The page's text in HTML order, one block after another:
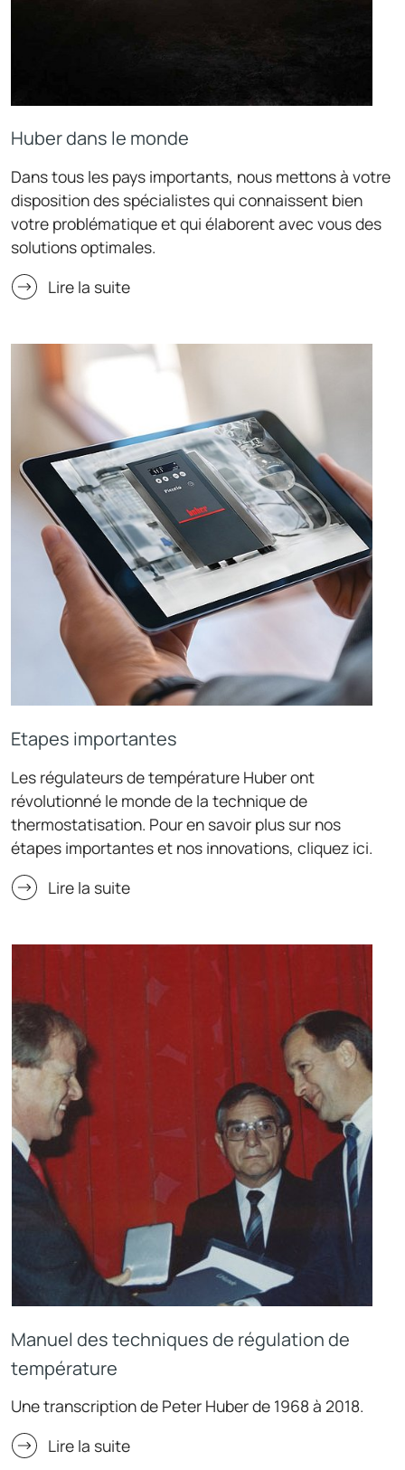
Huber dans le monde
Dans tous les pays importants, nous mettons à votre
disposition des spécialistes qui connaissent bien
votre problématique et qui élaborent avec vous des
solutions optimales.
Lire la suite
Etapes importantes
Les régulateurs de température Huber ont
révolutionné le monde de la technique de
thermostatisation. Pour en savoir plus sur nos
étapes importantes et nos innovations, cliquez ici.
Lire la suite
Manuel des techniques de régulation de
température
Une transcription de Peter Huber de 1968 à 2018.
Lire la suite